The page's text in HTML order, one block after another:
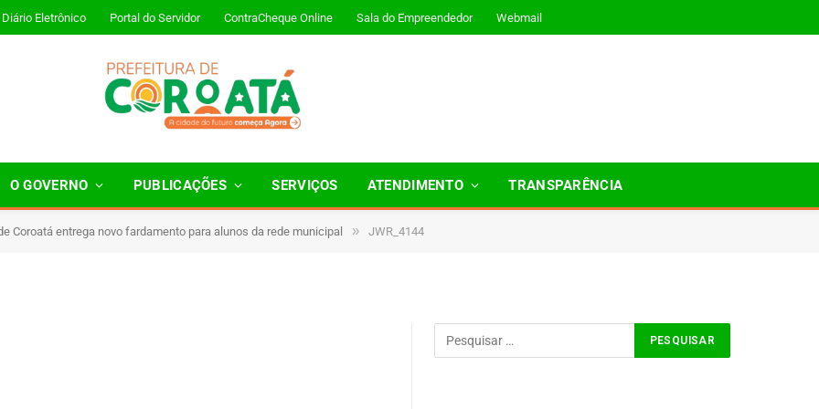
Diário Eletrônico Portal do Servidor ContraCheque Online Sala do Empreendedor Webmail
O GOVERNO PUBLICAÇÕES SERVIÇOS ATENDIMENTO TRANSPARÊNCIA
Coroatá entrega novo fardamento para alunos da rede municipal » JWR_4144